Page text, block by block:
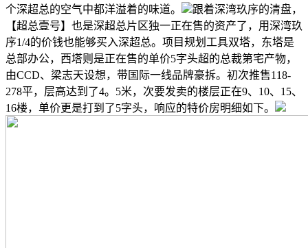
个深超总的空气中都洋溢着的味道。
跟着深湾玖序的清盘，
【超总壹号】也是深超总片区独一正在售的资产了，用深湾玖
序1/4的价钱也能够买入深超总。项目规划工具双塔，东塔是
总部办公，西塔则是正在售的单价5字头超的总裁第宅产物，
由CCD、梁志天设想，带国际一线品牌豪拆。初次推售118-
278平，层高达到了4。5米，次要发卖的楼层正在9、10、15、
16楼，单价更是打到了5字头，响应的特价房明细如下。